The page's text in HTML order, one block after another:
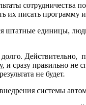
сотрудничества
их писать
штатные единицы,
Действительно,
и сразу правильно не
не будет.
системы